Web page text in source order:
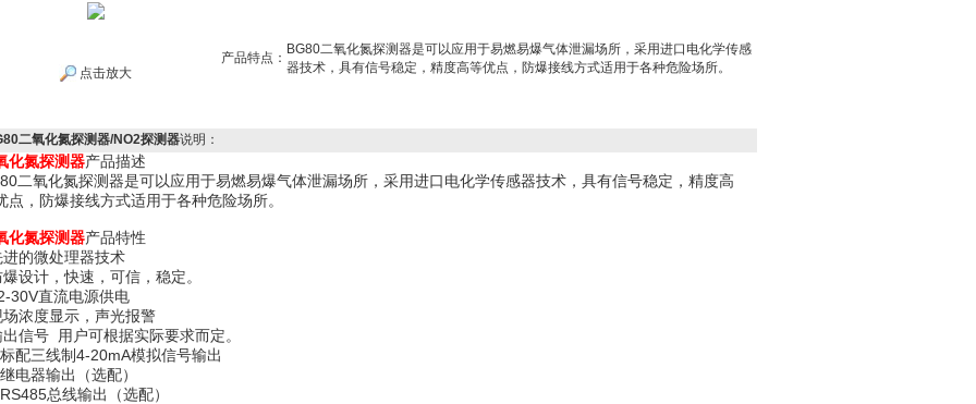
点击放大
产品特点：
BG80二氧化氮探测器是可以应用于易燃易爆气体泄漏场所，采用进口电化学传感
器技术，具有信号稳定，精度高等优点，防爆接线方式适用于各种危险场所。
二氧化氮探测器/NO2探测器说明：
化氮探测器产品描述
二氧化氮探测器是可以应用于易燃易爆气体泄漏场所，采用进口电化学传感器技术，具有信号稳定，精度高
点，防爆接线方式适用于各种危险场所。
化氮探测器产品特性
进的微处理器技术
爆设计，快速，可信，稳定。
30V直流电源供电
场浓度显示，声光报警
出信号 用户可根据实际要求而定。
配三线制4-20mA模拟信号输出
电器输出（选配）
总线输出（选配）